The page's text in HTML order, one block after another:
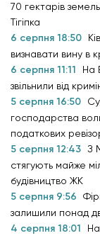
70 гектарів
Тігіпка
6 серпня 18:50
визнавати вину в
6 серпня 11:11
На
звільнили від
5 серпня 16:50
господарства
податкових
5 серпня 12:43 З
стягують майже
будівництво ЖК
5 серпня 9:56
залишили понад
4 серпня 18:01